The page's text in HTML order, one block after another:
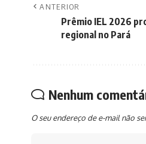
ANTERIOR
Prêmio IEL 2026
regional no Pará
Nenhum
O seu endereço de e-mail não